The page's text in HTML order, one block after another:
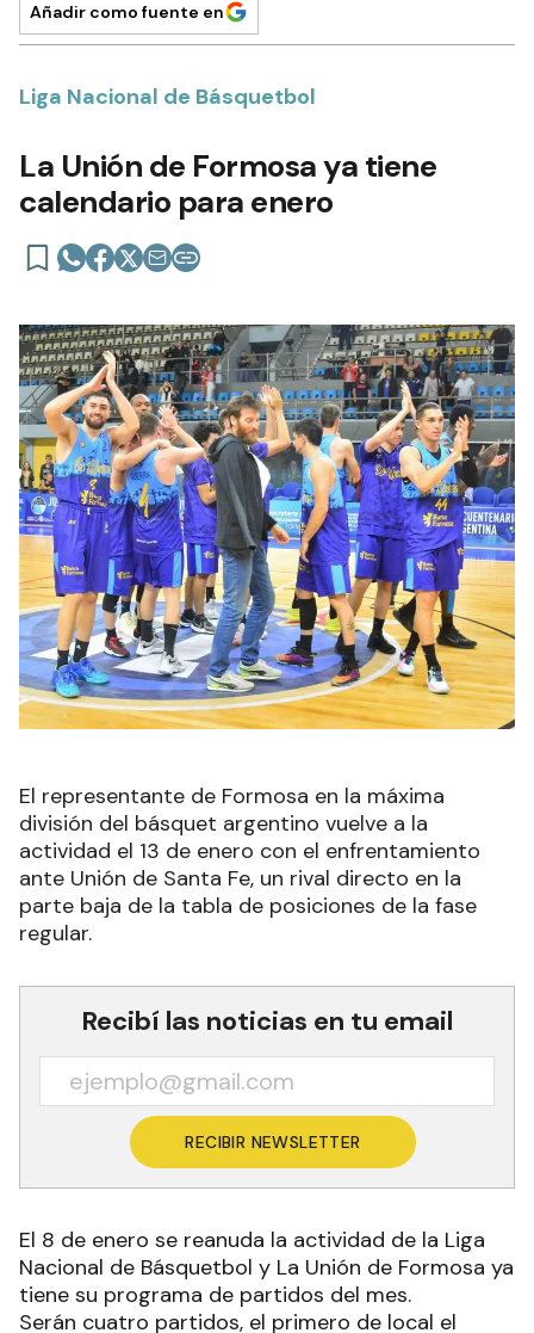
Añadir como fuente en
Liga Nacional de Básquetbol
La Unión de Formosa ya tiene
calendario para enero
El representante de Formosa en la máxima
división del básquet argentino vuelve a la
actividad el 13 de enero con el enfrentamiento
ante Unión de Santa Fe, un rival directo en la
parte baja de la tabla de posiciones de la fase
regular.
Recibí las noticias en tu email
RECIBIR NEWSLETTER
El 8 de enero se reanuda la actividad de la Liga
Nacional de Básquetbol y La Unión de Formosa ya
tiene su programa de partidos del mes.
Serán cuatro partidos, el primero de local el